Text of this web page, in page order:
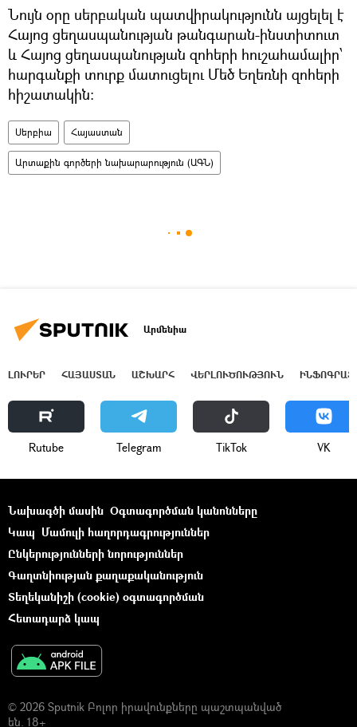
Նույն օրը սերբական պատվիրակությունն այցելել է
Հայոց ցեղասպանության թանգարան-ինստիտուտ
և Հայոց ցեղասպանության զոհերի հուշահամալիր՝
հարգանքի տուրք մատուցելու Մեծ Եղեռնի զոհերի
հիշատակին:
Սերբիա Հայաստան
Արտաքին գործերի նախարարություն (ԱԳՆ)
Արմենիա
ԼՈՒՐԵՐ ՀԱՅԱՍՏԱՆ ԱՇԽԱՐՀ ՎԵՐԼՈՒԾՈՒԹՅՈՒՆ
Rutube Telegram ТikТоk VK
Նախագծի մասին Օգտագործման կանոնները
Կապ Մամուլի հաղորդագրություններ
Ընկերությունների նորություններ
Գաղտնիության քաղաքականություն
Տեղեկանիշի (cookie) օգտագործման
Հետադարձ կապ
© 2026 Sputnik Բոլոր իրավունքները պաշտպանված
են. 18+